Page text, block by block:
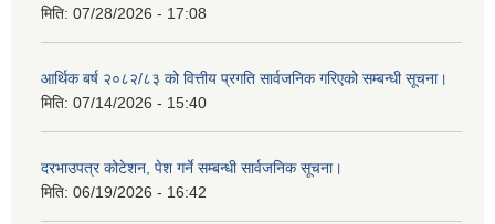
मिति: 07/28/2026 - 17:08
आर्थिक बर्ष २०८२/८३ को वित्तीय प्रगति सार्वजनिक गरिएको सम्बन्धी सूचना।
मिति: 07/14/2026 - 15:40
दरभाउपत्र कोटेशन, पेश गर्ने सम्बन्धी सार्वजनिक सूचना।
मिति: 06/19/2026 - 16:42